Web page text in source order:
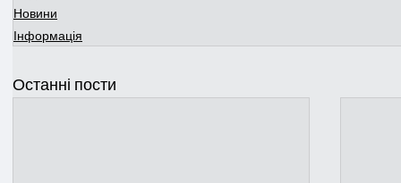
Новини
Інформація
Останні пости